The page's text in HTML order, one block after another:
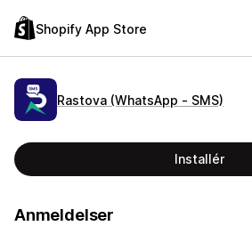
Shopify App Store
Rastova (WhatsApp ‑ SMS)
Installér
Anmeldelser